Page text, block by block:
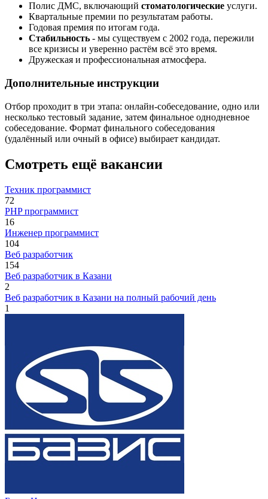
Полис ДМС, включающий стоматологические услуги.
Квартальные премии по результатам работы.
Годовая премия по итогам года.
Стабильность - мы существуем с 2002 года, пережили
все кризисы и уверенно растём всё это время.
Дружеская и профессиональная атмосфера.
Дополнительные инструкции
Отбор проходит в три этапа: онлайн-собеседование, одно или
несколько тестовый задание, затем финальное однодневное
собеседование. Формат финального собеседования
(удалённый или очный в офисе) выбирает кандидат.
Смотреть ещё вакансии
Техник программист
72
PHP программист
16
Инженер программист
104
Веб разработчик
154
Веб разработчик в Казани
2
Веб разработчик в Казани на полный рабочий день
1